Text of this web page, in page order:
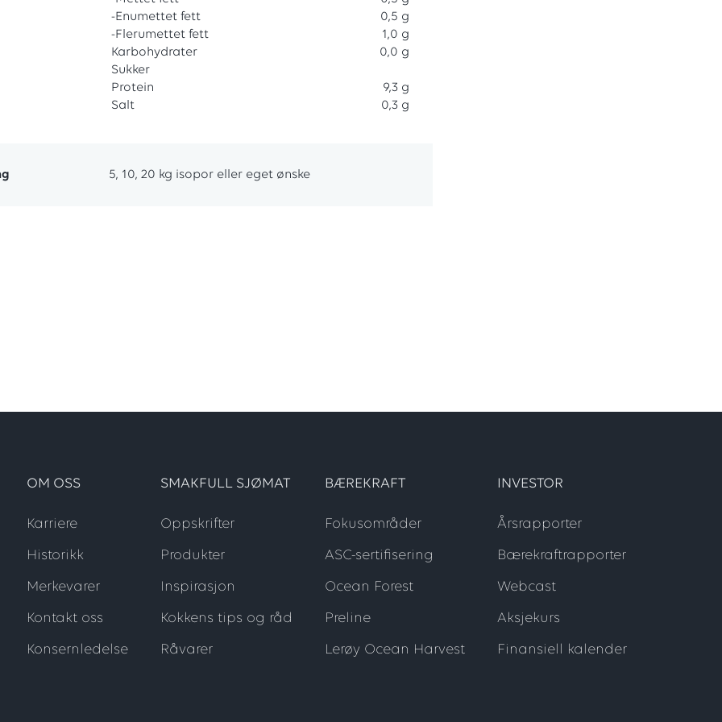
-Enumettet fett
0,5 g
-Flerumettet fett
1,0 g
Karbohydrater
0,0 g
Sukker
Protein
9,3 g
Salt
0,3 g
5, 10, 20 kg isopor eller eget ønske
OM OSS
Karriere
Historikk
Merkevarer
Kontakt oss
Konsernledelse
SMAKFULL SJØMAT
Oppskrifter
Produkter
Inspirasjon
Kokkens tips og råd
Råvarer
BÆREKRAFT
Fokusområder
ASC-sertifisering
Ocean Forest
Preline
Lerøy Ocean Harvest
INVESTOR
Årsrapporter
Bærekraftrapporter
Webcast
Aksjekurs
Finansiell kalender